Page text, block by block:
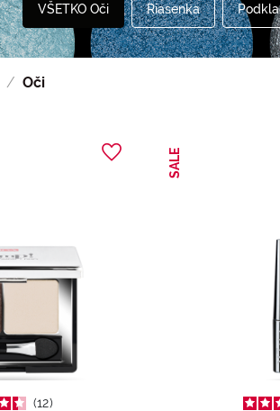
VŠETKO Oči Riasenka
Oči
12
SALE